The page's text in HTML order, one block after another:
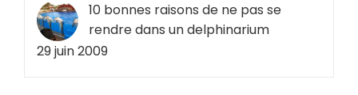
10 bonnes raisons de ne pas se
rendre dans un delphinarium
29 juin 2009